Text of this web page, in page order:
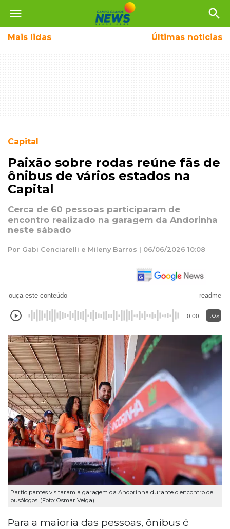
menu search
Mais lidas Últimas notícias
Capital
Paixão sobre rodas reúne fãs de
ônibus de vários estados na
Capital
Cerca de 60 pessoas participaram de
encontro realizado na garagem da Andorinha
neste sábado
Por Gabi Cenciarelli e Mileny Barros | 06/06/2026 10:08
ouça este conteúdo readme
0:00 1.0x
Participantes visitaram a garagem da Andorinha durante o encontro de
busólogos. (Foto: Osmar Veiga)
Para a maioria das pessoas, ônibus é